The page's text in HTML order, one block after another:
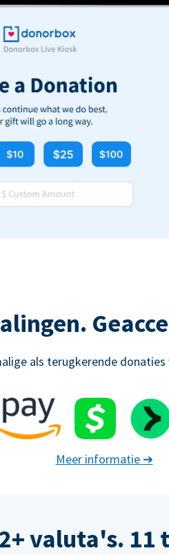
als terugkerende
Meer informatie ➔
valuta's. 11